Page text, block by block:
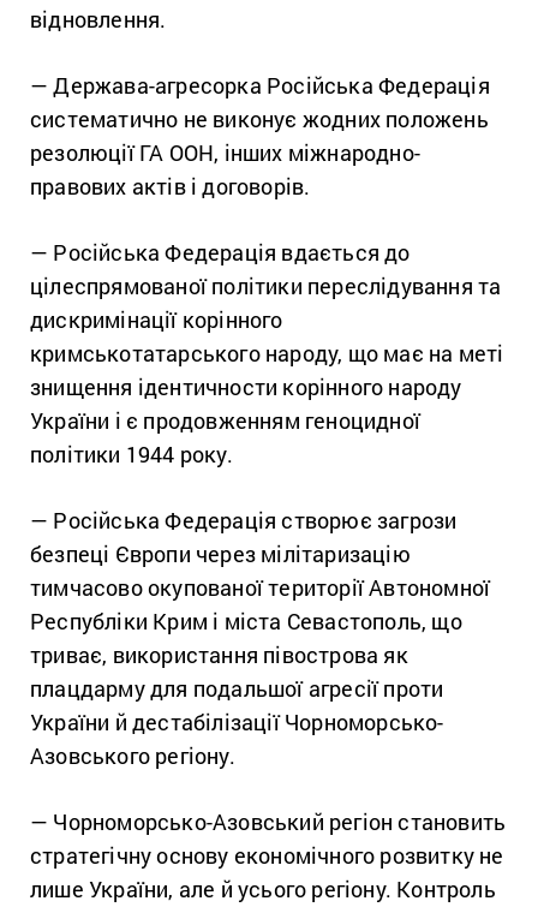
відновлення.
— Держава-агресорка Російська Федерація
систематично не виконує жодних положень
резолюції ГА ООН, інших міжнародно-
правових актів і договорів.
— Російська Федерація вдається до
цілеспрямованої політики переслідування та
дискримінації корінного
кримськотатарського народу, що має на меті
знищення ідентичности корінного народу
України і є продовженням геноцидної
політики 1944 року.
— Російська Федерація створює загрози
безпеці Європи через мілітаризацію
тимчасово окупованої території Автономної
Республіки Крим і міста Севастополь, що
триває, використання півострова як
плацдарму для подальшої агресії проти
України й дестабілізаціїЧорноморсько-
Азовського регіону.
— Чорноморсько-Азовський регіон становить
стратегічну основу економічного розвитку не
лише України, але й усього регіону. Контроль